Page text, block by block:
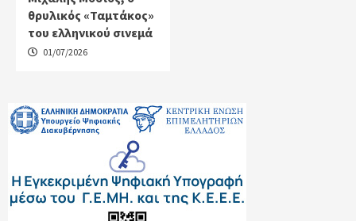
θρυλικός «Ταμτάκος»
του ελληνικού σινεμά
01/07/2026